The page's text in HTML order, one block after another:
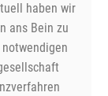
haben wir
ans Bein zu